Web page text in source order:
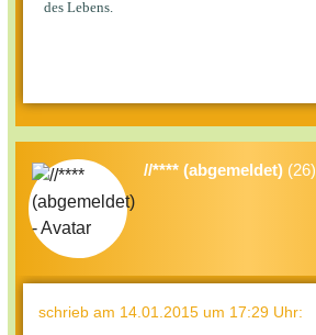
des Lebens.
//**** (abgemeldet) (26)
schrieb am 14.01.2015 um 17:29 Uhr: